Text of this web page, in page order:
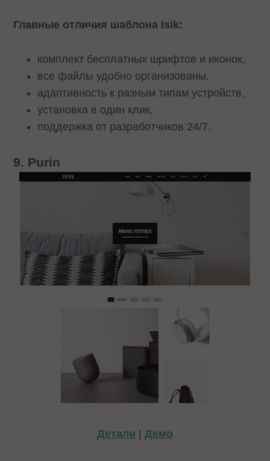
Главные отличия шаблона Isik:
комплект бесплатных шрифтов и иконок,
все файлы удобно организованы,
адаптивность к разным типам устройств,
установка в один клик,
поддержка от разработчиков 24/7.
9. Purin
Детали | Демо